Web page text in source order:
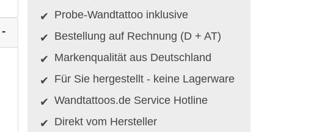
Probe-Wandtattoo inklusive
Bestellung auf Rechnung (D + AT)
Markenqualität aus Deutschland
Für Sie hergestellt - keine Lagerware
Wandtattoos.de Service Hotline
Direkt vom Hersteller